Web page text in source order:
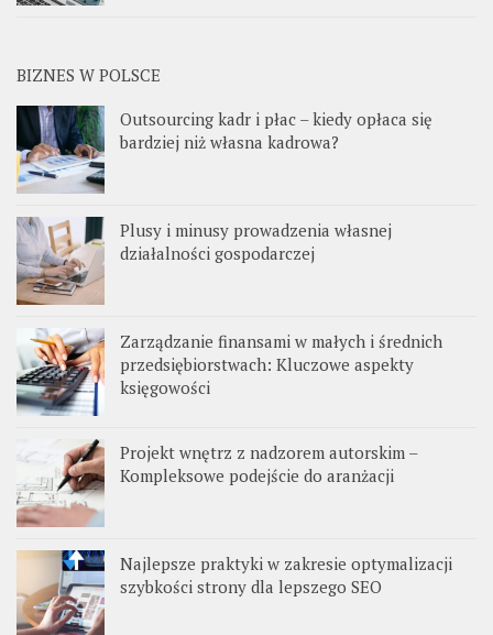
BIZNES W POLSCE
Outsourcing kadr i płac – kiedy opłaca się
bardziej niż własna kadrowa?
Plusy i minusy prowadzenia własnej
działalności gospodarczej
Zarządzanie finansami w małych i średnich
przedsiębiorstwach: Kluczowe aspekty
księgowości
Projekt wnętrz z nadzorem autorskim –
Kompleksowe podejście do aranżacji
Najlepsze praktyki w zakresie optymalizacji
szybkości strony dla lepszego SEO